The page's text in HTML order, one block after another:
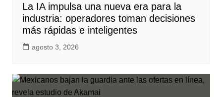
La IA impulsa una nueva era para la
industria: operadores toman decisiones
más rápidas e inteligentes
agosto 3, 2026